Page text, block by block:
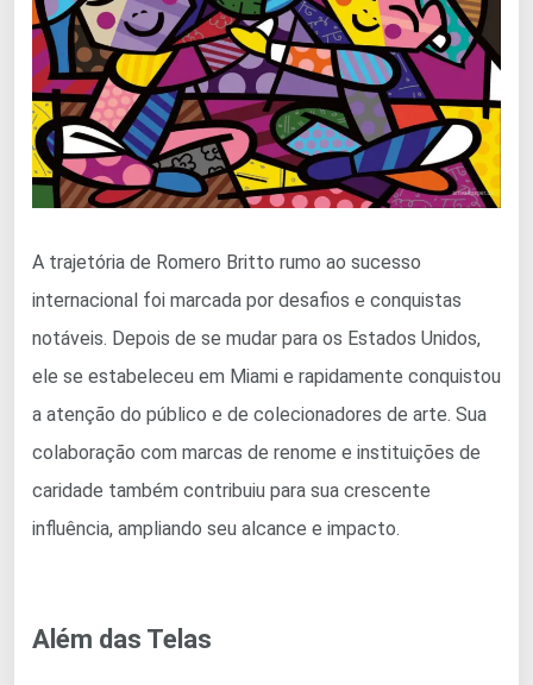
A trajetória de Romero Britto rumo ao sucesso
internacional foi marcada por desafios e conquistas
notáveis. Depois de se mudar para os Estados Unidos,
ele se estabeleceu em Miami e rapidamente conquistou
a atenção do público e de colecionadores de arte. Sua
colaboração com marcas de renome e instituições de
caridade também contribuiu para sua crescente
influência, ampliando seu alcance e impacto.
Além das Telas